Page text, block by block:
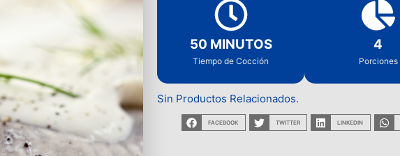
50 MINUTOS
Tiempo de Cocción
4
Porciones
Sin Productos Relacionados.
FACEBOOK TWITTER LINKEDIN